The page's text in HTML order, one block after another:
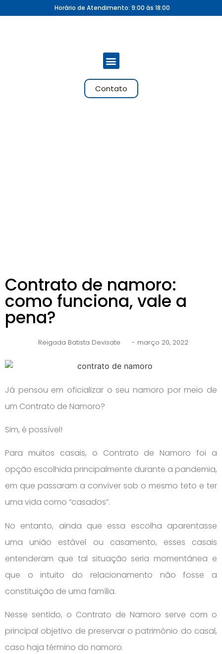
Horário de Atendimento: 9:00 às 18:00
Contato
Contrato de namoro:
como funciona, vale a
pena?
Reigada Batista Devisate - março 20, 2022
Já pensou em oficializar o seu namoro por meio de
um Contrato de Namoro?
Sim, é possível!
Para muitos casais, o Contrato de Namoro foi a
opção escolhida principalmente durante a pandemia,
em que passaram a conviver sob o mesmo teto e ter
uma vida como “casados”.
No entanto, ainda que essa escolha aparentasse
uma união estável ou casamento, esses casais
entenderam que tal situação seria momentânea e
que o intuito do relacionamento não fosse a
constituição de uma família.
Nesse sentido, o Contrato de Namoro serve com o
principal objetivo de preservar o patrimônio do casal,
caso haja término do namoro.